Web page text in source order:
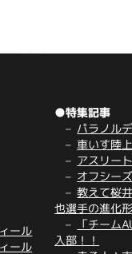
ール
ール
●特集記事
パラノル
車いす陸
アスリー
オフシー
教えて桜
也選手の進化形
「チーム
入部！！